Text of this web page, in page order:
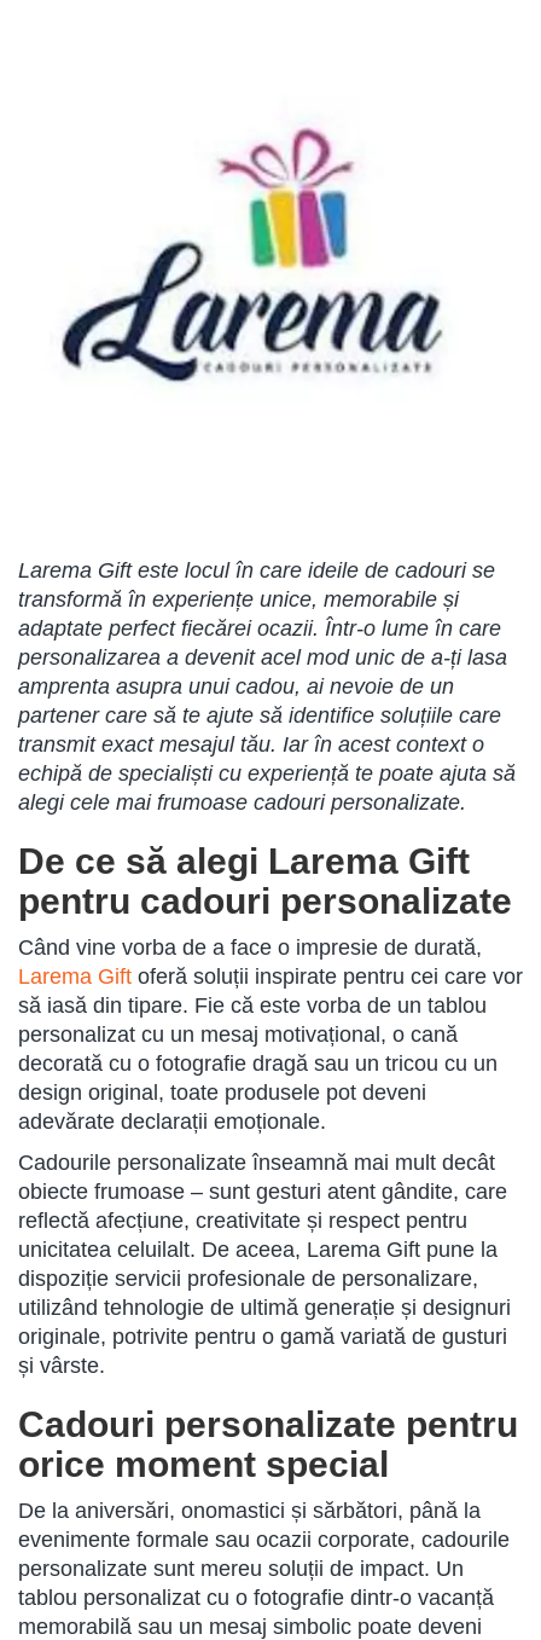
Larema Gift este locul în care ideile de cadouri se
transformă în experiențe unice, memorabile și
adaptate perfect fiecărei ocazii. Într-o lume în care
personalizarea a devenit acel mod unic de a-ți lasa
amprenta asupra unui cadou, ai nevoie de un
partener care să te ajute să identifice soluțiile care
transmit exact mesajul tău. Iar în acest context o
echipă de specialiști cu experiență te poate ajuta să
alegi cele mai frumoase cadouri personalizate.
De ce să alegi Larema Gift
pentru cadouri personalizate
Când vine vorba de a face o impresie de durată,
Larema Gift oferă soluții inspirate pentru cei care vor
să iasă din tipare. Fie că este vorba de un tablou
personalizat cu un mesaj motivațional, o cană
decorată cu o fotografie dragă sau un tricou cu un
design original, toate produsele pot deveni
adevărate declarații emoționale.
Cadourile personalizate înseamnă mai mult decât
obiecte frumoase – sunt gesturi atent gândite, care
reflectă afecțiune, creativitate și respect pentru
unicitatea celuilalt. De aceea, Larema Gift pune la
dispoziție servicii profesionale de personalizare,
utilizând tehnologie de ultimă generație și designuri
originale, potrivite pentru o gamă variată de gusturi
și vârste.
Cadouri personalizate pentru
orice moment special
De la aniversări, onomastici și sărbători, până la
evenimente formale sau ocazii corporate, cadourile
personalizate sunt mereu soluții de impact. Un
tablou personalizat cu o fotografie dintr-o vacanță
memorabilă sau un mesaj simbolic poate deveni